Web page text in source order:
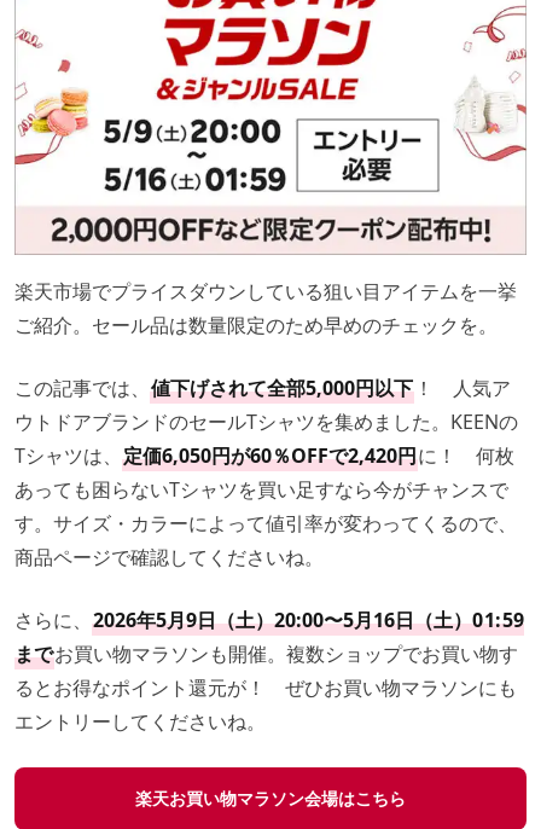
楽天市場でプライスダウンしている狙い目アイテムを一挙
ご紹介。セール品は数量限定のため早めのチェックを。
この記事では、 値下げされて全部5,000円以下 ！ 人気ア
ウトドアブランドのセールTシャツを集めました。KEENの
Tシャツは、 定価6,050円が60％OFFで2,420円に！ 何枚
あっても困らないTシャツを買い足すなら今がチャンスで
す。サイズ・カラーによって値引率が変わってくるので、
商品ページで確認してくださいね。
さらに、 2026年5月9日（土）20:00〜5月16日（土）01:59
までお買い物マラソンも開催。複数ショップでお買い物す
るとお得なポイント還元が！ ぜひお買い物マラソンにも
エントリーしてくださいね。
楽天お買い物マラソン会場はこちら